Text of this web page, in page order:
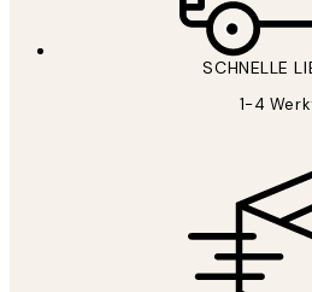
SCHNELLE
1-4